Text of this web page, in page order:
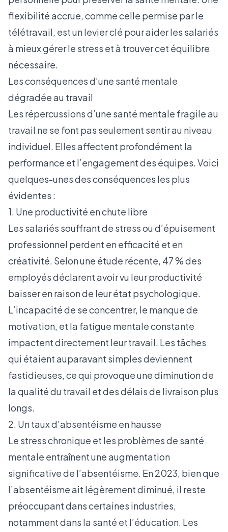
flexibilité accrue, comme celle permise par le
télétravail, est un levier clé pour aider les salariés
à mieux gérer le stress et à trouver cet équilibre
nécessaire.
Les conséquences d’une santé mentale
dégradée au travail
Les répercussionsd’une santé mentale fragile au
travail ne se font pas seulement sentir au niveau
individuel. Elles affectent profondément la
performance et l’engagement des équipes. Voici
quelques-unes des conséquences les plus
évidentes :
1. Une productivité en chute libre
Les salariés souffrant de stress ou d’épuisement
professionnel perdent en efficacité et en
créativité. Selon une étude récente, 47 % des
employés déclarent avoir vu leur productivité
baisser en raison de leur état psychologique.
L’incapacité de se concentrer, le manque de
motivation, et la fatigue mentale constante
impactent directement leur travail. Les tâches
qui étaient auparavant simples deviennent
fastidieuses, ce qui provoque une diminution de
la qualité du travail et des délais de livraison plus
longs.
2. Un taux d’absentéisme en hausse
Le stress chronique et les problèmes de santé
mentale entraînent une augmentation
significative de l’absentéisme. En 2023, bien que
l’absentéisme ait légèrement diminué, il reste
préoccupant dans certaines industries,
notamment dans la santé et l’éducation. Les